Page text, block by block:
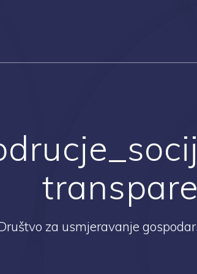
za usmjeravanje